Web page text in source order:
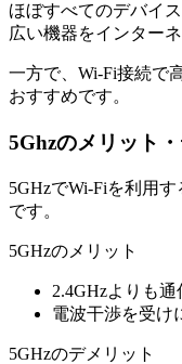
ほぼすべてのデバイ
広い機器をインター
一方で、Wi-Fi接続で
おすすめです。
5Ghzのメリット
5GHzでWi-Fiを利用
です。
5GHzのメリット
2.4GHzよりも
電波干渉を受け
5GHzのデメリット